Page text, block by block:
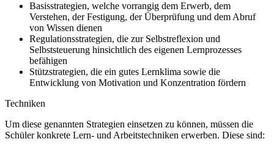
Basisstrategien, welche vorrangig dem Erwerb, dem
Verstehen, der Festigung, der Überprüfung und dem Abruf
von Wissen dienen
Regulationsstrategien, die zur Selbstreflexion und
Selbststeuerung hinsichtlich des eigenen Lernprozesses
befähigen
Stützstrategien, die ein gutes Lernklima sowie die
Entwicklung von Motivation und Konzentration fördern
Techniken
Um diese genannten Strategien einsetzen zu können, müssen die
Schüler konkrete Lern- und Arbeitstechniken erwerben. Diese sind: